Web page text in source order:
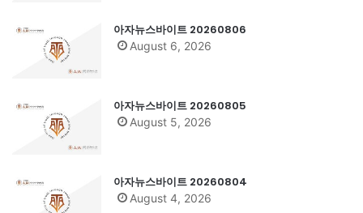
아자뉴스바이트 20260806
August 6, 2026
아자뉴스바이트 20260805
August 5, 2026
아자뉴스바이트 20260804
August 4, 2026